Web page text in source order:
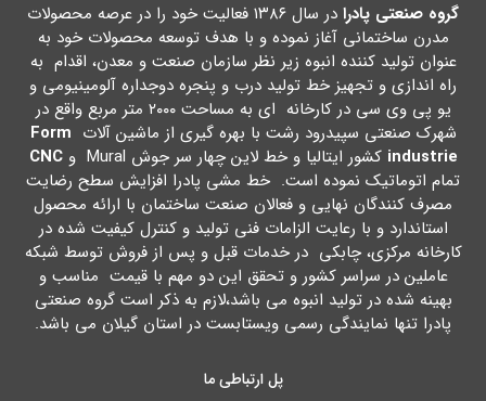
گروه صنعتی پادرا
در سال ۱۳۸۶ فعالیت خود را در عرصه محصولات
مدرن ساختمانی آغاز نموده و با هدف توسعه محصولات خود به
عنوان تولید کننده انبوه زیر نظر سازمان صنعت و معدن، اقدام به
راه اندازي و تجهیز خط تولید درب و پنجره دوجداره آلومینیومی و
یو پی وي سی در کارخانه اي به مساحت ۲۰۰۰ متر مربع واقع در
شهرك صنعتی سپیدرود رشت با بهره گیري از ماشین آلات Form
industrie کشور ایتالیا و خط لاین چهار سر جوش Mural و
CNC
تمام اتوماتیک نموده است. خط مشی پادرا افزایش سطح رضایت
مصرف کنندگان نهایی و فعالان صنعت ساختمان با ارائه محصول
استاندارد و با رعایت الزامات فنی تولید و کنترل کیفیت شده در
کارخانه مرکزي، چابکی در خدمات قبل و پس از فروش توسط شبکه
عاملین در سراسر کشور و تحقق این دو مهم با قیمت مناسب و
بهینه شده در تولید انبوه می باشد،لازم به ذکر است گروه صنعتی
پادرا تنها نمایندگی رسمی ویستابست در استان گیلان می باشد.
پل ارتباطی ما